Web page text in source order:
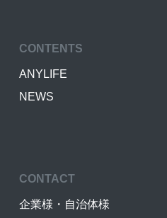
CONTENTS
ANYLIFE
NEWS
CONTACT
企業様・自治体様